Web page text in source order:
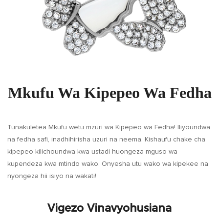
Mkufu Wa Kipepeo Wa Fedha
Tunakuletea Mkufu wetu mzuri wa Kipepeo wa Fedha! Iliyoundwa
na fedha safi, inadhihirisha uzuri na neema. Kishaufu chake cha
kipepeo kilichoundwa kwa ustadi huongeza mguso wa
kupendeza kwa mtindo wako. Onyesha utu wako wa kipekee na
nyongeza hii isiyo na wakati!
Vigezo Vinavyohusiana